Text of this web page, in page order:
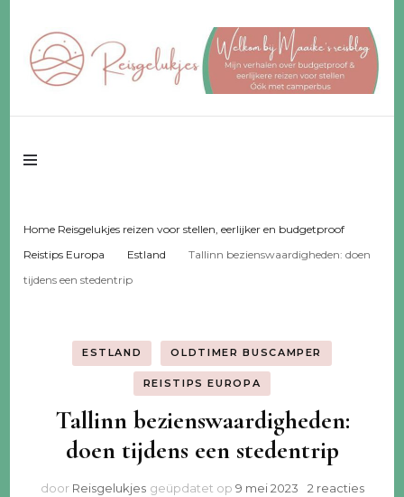
Reisgelukjes –
Reisgeluk voor 2 ♥️ eerlijker ♥️ voor een fijn budget
Home Reisgelukjes reizen voor stellen, eerlijker en budgetproof
Reistips Europa
Estland
Tallinn bezienswaardigheden: doen
tijdens een stedentrip
ESTLAND OLDTIMER BUSCAMPER
REISTIPS EUROPA
Tallinn bezienswaardigheden:
doen tijdens een stedentrip
door Reisgelukjes geüpdatet op 9 mei 2023 2 reactiesop